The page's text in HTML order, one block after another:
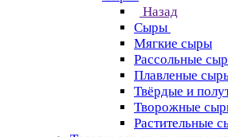
Назад
Сыры
Мягкие сыры
Рассольные
Плавленые
Твёрдые и
Творожные
Растительные